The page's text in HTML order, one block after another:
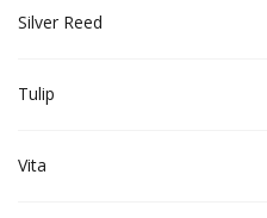
Silver Reed
Tulip
Vita